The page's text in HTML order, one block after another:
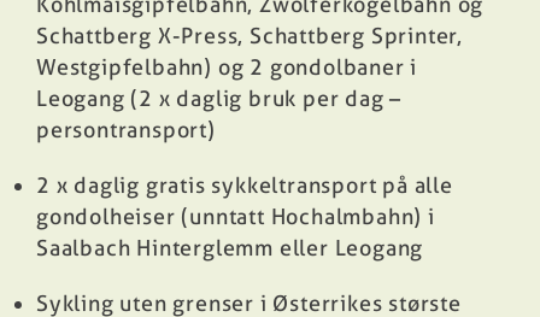
Schattberg X-Press, Schattberg Sprinter,
Westgipfelbahn) og 2 gondolbaner i
Leogang (2 x daglig bruk per dag –
persontransport)
2 x daglig gratis sykkeltransport på alle
gondolheiser (unntatt Hochalmbahn) i
Saalbach Hinterglemm eller Leogang
Sykling uten grenser i Østerrikes største